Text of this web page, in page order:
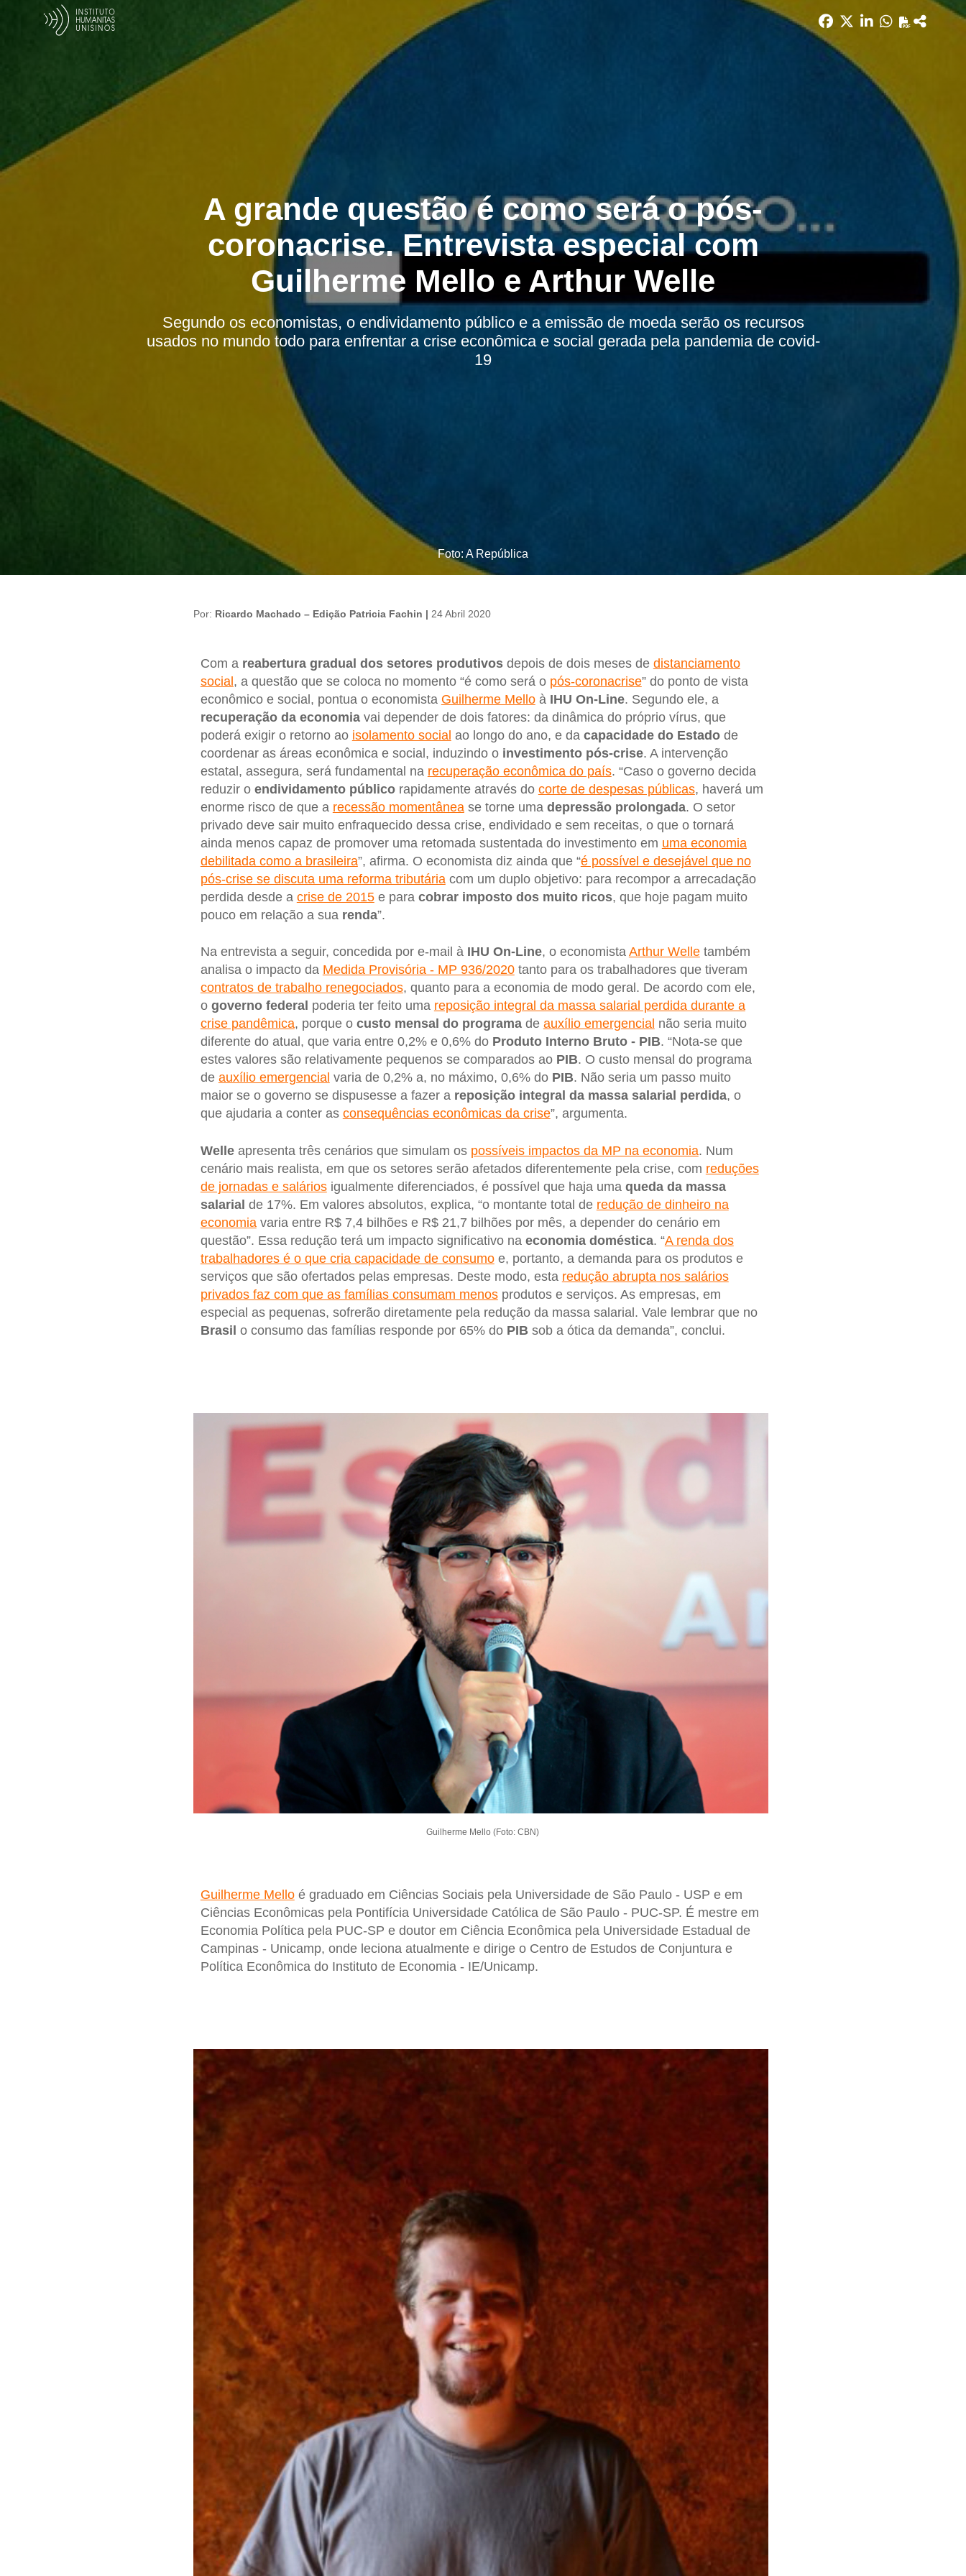
A grande questão é como será o pós-
coronacrise. Entrevista especial com
Guilherme Mello e Arthur Welle
Segundo os economistas, o endividamento público e a emissão de moeda serão os recursos
usados no mundo todo para enfrentar a crise econômica e social gerada pela pandemia de covid-
19
Foto: A República
Por: Ricardo Machado – Edição Patricia Fachin | 24 Abril 2020
Com a reabertura gradual dos setores produtivosdepois de dois meses de distanciamento
social, a questão que se coloca no momento “é como será o pós-coronacrise” do ponto de vista
econômico e social, pontua o economista Guilherme Melloà IHU On-Line. Segundo ele, a
recuperação da economiavai depender de dois fatores: da dinâmica do próprio vírus, que
poderá exigir o retorno ao isolamento social ao longo do ano, e da capacidade do Estadode
coordenar as áreas econômica e social, induzindo o investimento pós-crise. A intervenção
estatal, assegura, será fundamental na recuperação econômica do país. “Caso o governo decida
reduzir o endividamento públicorapidamente através do corte de despesas públicas, haverá um
enorme risco de que a recessão momentânease torne uma depressão prolongada. O setor
privado deve sair muito enfraquecido dessa crise, endividado e sem receitas, o que o tornará
ainda menos capaz de promover uma retomada sustentada do investimento em uma economia
debilitada como a brasileira”, afirma. O economista diz ainda que “é possível e desejável que no
pós-crise se discuta uma reforma tributáriacom um duplo objetivo: para recompor a arrecadação
perdida desde a crise de 2015e para cobrar imposto dos muito ricos, que hoje pagam muito
pouco em relação a sua renda”.
Na entrevista a seguir, concedida por e-mail à IHU On-Line, o economista Arthur Welletambém
analisa o impacto da Medida Provisória - MP 936/2020tanto para os trabalhadores que tiveram
contratos de trabalho renegociados, quanto para a economia de modo geral. De acordo com ele,
o governo federal poderia ter feito uma reposição integral da massa salarial perdida durante a
crise pandêmica, porque o custo mensal do programade auxílio emergencial não seria muito
diferente do atual, que varia entre 0,2% e 0,6% do Produto Interno Bruto - PIB. “Nota-se que
estes valores são relativamente pequenos se comparados ao PIB. O custo mensal do programa
de auxílio emergencial varia de 0,2% a, no máximo, 0,6% do PIB. Não seria um passo muito
maior se o governo se dispusesse a fazer a reposição integral da massa salarial perdida, o
que ajudaria a conter as consequências econômicas da crise”, argumenta.
Welleapresenta três cenários que simulam os possíveis impactos da MP na economia. Num
cenário mais realista, em que os setores serão afetados diferentemente pela crise, com reduções
de jornadas e saláriosigualmente diferenciados, é possível que haja uma queda da massa
salarial de 17%. Em valores absolutos, explica, “o montante total de redução de dinheiro na
economiavaria entre R$ 7,4 bilhões e R$ 21,7 bilhões por mês, a depender do cenário em
questão”. Essa redução terá um impacto significativo na economia doméstica. “A renda dos
trabalhadores é o que cria capacidade de consumoe, portanto, a demanda para os produtos e
serviços que são ofertados pelas empresas. Deste modo, esta redução abrupta nos salários
privados faz com que as famílias consumam menosprodutos e serviços. As empresas, em
especial as pequenas, sofrerão diretamente pela redução da massa salarial. Vale lembrar que no
Brasil o consumo das famílias responde por 65% do PIB sob a ótica da demanda”, conclui.
Guilherme Mello (Foto: CBN)
Guilherme Melloé graduado em Ciências Sociais pela Universidade de São Paulo - USP e em
Ciências Econômicas pela Pontifícia Universidade Católica de São Paulo - PUC-SP. É mestre em
Economia Política pela PUC-SP e doutor em Ciência Econômica pela Universidade Estadual de
Campinas - Unicamp, onde leciona atualmente e dirige o Centro de Estudos de Conjuntura e
Política Econômica do Instituto de Economia - IE/Unicamp.